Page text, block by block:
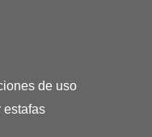
de uso
estafas